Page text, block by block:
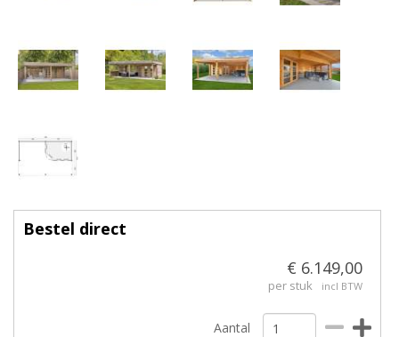
Bestel direct
€ 6.149,00
per stuk incl BTW
Aantal